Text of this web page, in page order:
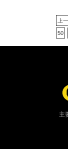
上
50
主